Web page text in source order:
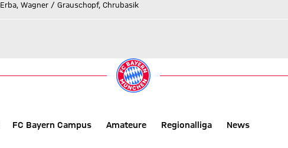
Wagner / Grauschopf, Chrubasik
FC Bayern Campus Amateure Regionalliga News